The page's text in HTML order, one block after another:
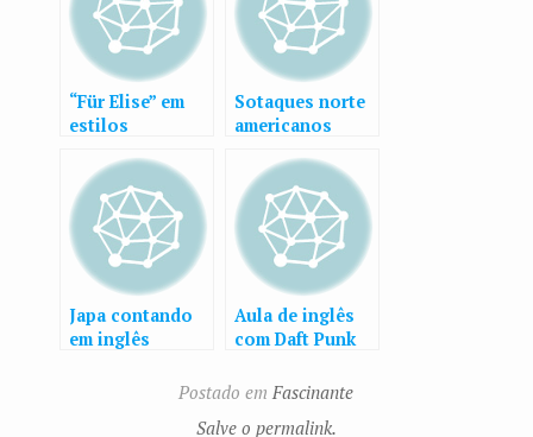
“Für Elise” em
estilos
Sotaques norte
americanos
Japa contando
em inglês
Aula de inglês
com Daft Punk
Postado emFascinante
Salve o permalink.